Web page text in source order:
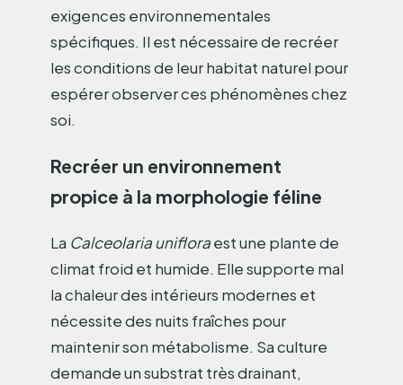
exigences environnementales
spécifiques. Il est nécessaire de recréer
les conditions de leur habitat naturel pour
espérer observer ces phénomènes chez
soi.
Recréer un environnement
propice à la morphologie féline
La Calceolaria unifloraest une plante de
climat froid et humide. Elle supporte mal
la chaleur des intérieurs modernes et
nécessite des nuits fraîches pour
maintenir son métabolisme. Sa culture
demande un substrat très drainant,